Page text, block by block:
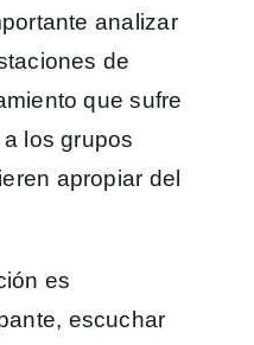
analizar
de
que sufre
los grupos
apropiar del
es
escuchar